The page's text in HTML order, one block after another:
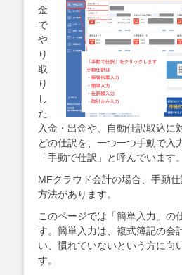
金
で
や
り
取
り
し
た
入金・出金や、自動仕訳取込に
どの仕訳を、一つ一つ手動で入
「手動で仕訳」と呼んでいます。
MFクラウド会計の場合、手動
方法があります。
このページでは「簡単入力」の
す。簡単入力は、複式簿記の会
い、慣れていないという方に向
す。